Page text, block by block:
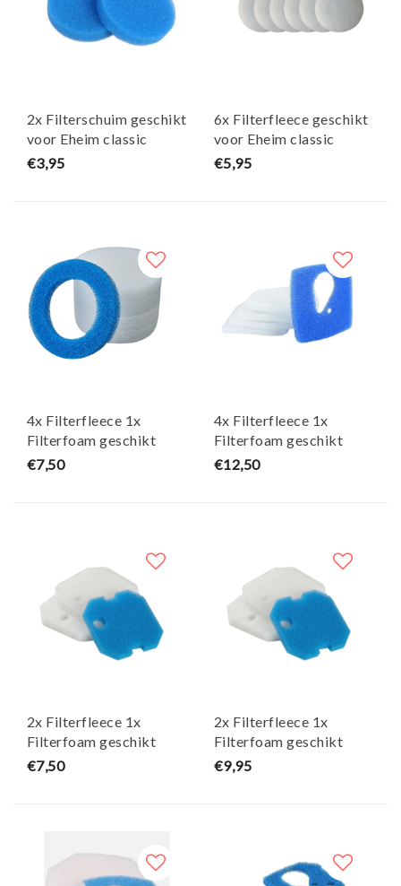
2x Filterschuim geschikt
voor Eheim classic
150/250/350/600 -
€3,95
6x Filterfleece geschikt
voor Eheim classic
150/250/350/600 -
€5,95
4x Filterfleece 1x
Filterfoam geschikt
voor eheim ecco pro -
€7,50
4x Filterfleece 1x
Filterfoam geschikt
voor eheim professionel
€12,50
2x Filterfleece 1x
Filterfoam geschikt
voor eheim professionel
€7,50
2x Filterfleece 1x
Filterfoam geschikt
voor eheim professionel
€9,95